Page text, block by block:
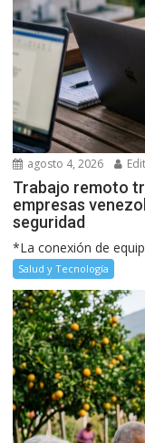
agosto 4, 2026
Trabajo remoto
empresas
seguridad
*La conexión de
Salud y Tecnología